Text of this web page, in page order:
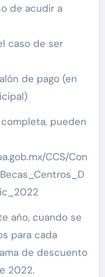
de acudir a
caso de ser
de pago (en
pueden
CCS/Con
año, cuando se
para cada
de descuento
2022.